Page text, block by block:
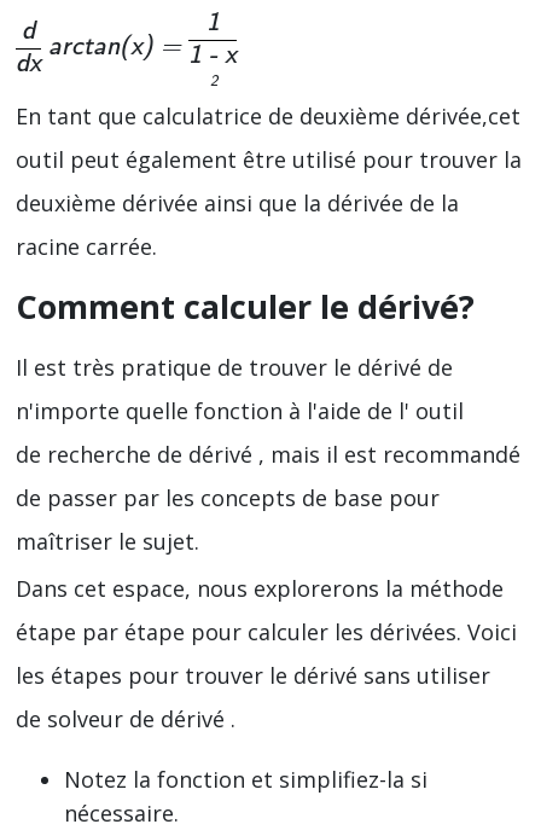
d
dx
arctan(x) =
1
1 - x
2
En tant que calculatrice de deuxième dérivée,cet
outil peut également être utilisé pour trouver la
deuxième dérivée ainsi que la dérivée de la
racine carrée.
Comment calculer le dérivé?
Il est très pratique de trouver le dérivé de
n'importe quelle fonction à l'aide de l' outil
de recherche de dérivé , mais il est recommandé
de passer par les concepts de base pour
maîtriser le sujet.
Dans cet espace, nous explorerons la méthode
étape par étape pour calculer les dérivées. Voici
les étapes pour trouver le dérivé sans utiliser
de solveur de dérivé .
Notez la fonction et simplifiez-la si
nécessaire.